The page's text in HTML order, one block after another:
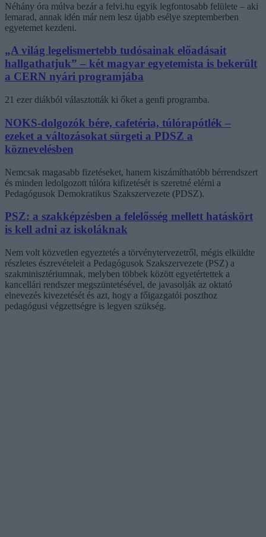
Néhány óra múlva bezár a felvi.hu egyik legfontosabb felülete – aki
lemarad, annak idén már nem lesz újabb esélye szeptemberben
egyetemet kezdeni.
„A világ legelismertebb tudósainak előadásait
hallgathatjuk” – két magyar egyetemista is bekerült
a CERN nyári programjába
21 ezer diákból választották ki őket a genfi programba.
NOKS-dolgozók bére, cafetéria, túlórapótlék –
ezeket a változásokat sürgeti a PDSZ a
köznevelésben
Nemcsak magasabb fizetéseket, hanem kiszámíthatóbb bérrendszert
és minden ledolgozott túlóra kifizetését is szeretné elérni a
Pedagógusok Demokratikus Szakszervezete (PDSZ).
PSZ: a szakképzésben a felelősség mellett hatáskört
is kell adni az iskoláknak
Nem volt közvetlen egyeztetés a törvénytervezetről, mégis elküldte
részletes észrevételeit a Pedagógusok Szakszervezete (PSZ) a
szakminisztériumnak, melyben többek között egyetértettek a
kancellári rendszer megszüntetésével, de javasolják az oktató
elnevezés kivezetését és azt, hogy a főigazgatói poszthoz
pedagógusi végzettségre is legyen szükség.